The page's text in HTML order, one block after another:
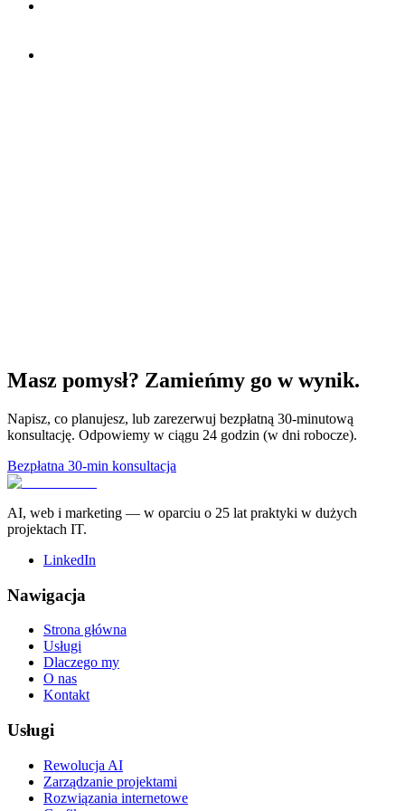
Masz pomysł? Zamieńmy go w wynik.
Napisz, co planujesz, lub zarezerwuj bezpłatną 30-minutową
konsultację. Odpowiemy w ciągu 24 godzin (w dni robocze).
Bezpłatna 30-min konsultacja
AI, web i marketing — w oparciu o 25 lat praktyki w dużych
projektach IT.
LinkedIn
Nawigacja
Strona główna
Usługi
Dlaczego my
O nas
Kontakt
Usługi
Rewolucja AI
Zarządzanie projektami
Rozwiązania internetowe